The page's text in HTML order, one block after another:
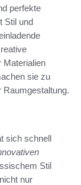
perfekte
Stil und
Materialien
sie zu
Raumgestaltung.
sich schnell
Stil
nur